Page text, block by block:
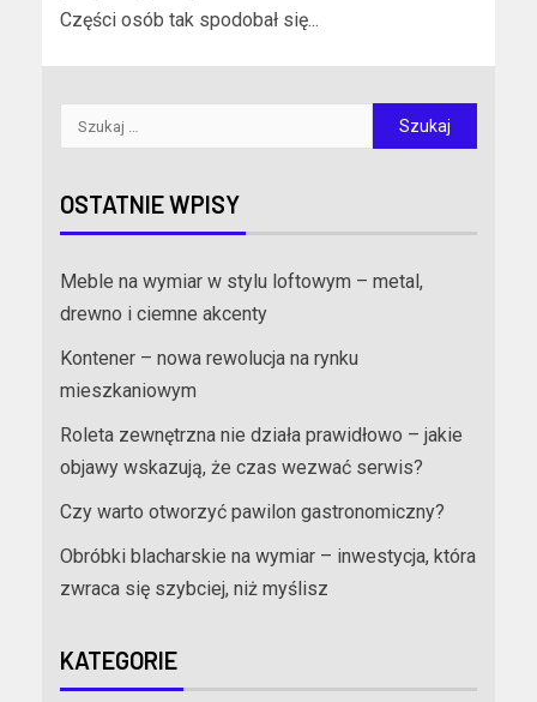
Części osób tak spodobał się...
OSTATNIE WPISY
Meble na wymiar w stylu loftowym – metal,
drewno i ciemne akcenty
Kontener – nowa rewolucja na rynku
mieszkaniowym
Roleta zewnętrzna nie działa prawidłowo – jakie
objawy wskazują, że czas wezwać serwis?
Czy warto otworzyć pawilon gastronomiczny?
Obróbki blacharskie na wymiar – inwestycja, która
zwraca się szybciej, niż myślisz
KATEGORIE